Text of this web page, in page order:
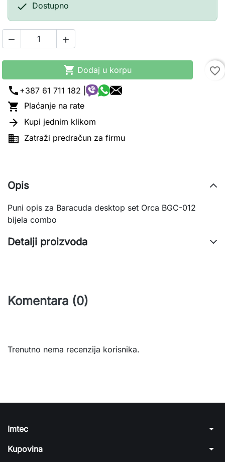
 Dostupno
 
 Dodaj u korpu
favorite_border
call +387 61 711 182 |
 Plaćanje na rate
 Kupi jednim klikom
 Zatraži predračun za firmu
Opis
Puni opis za Baracuda desktop set Orca BGC-012
bijela combo
Detalji proizvoda
Komentara (0)
Trenutno nema recenzija korisnika.
Imtec arrow_drop_down
Kupovina arrow_drop_down